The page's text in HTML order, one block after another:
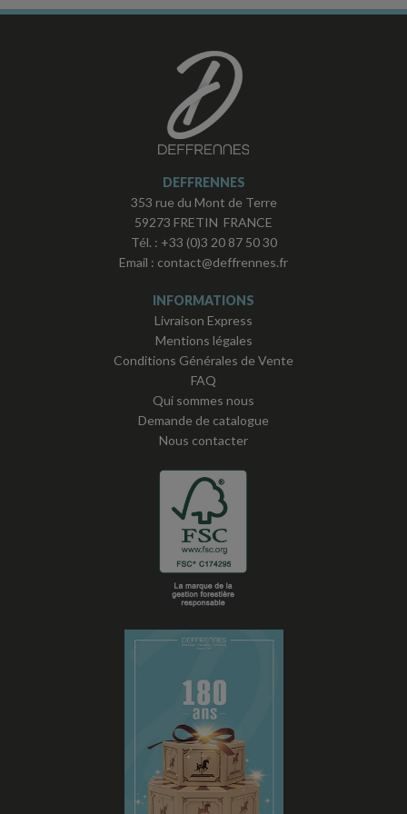
DEFFRENNES
353 rue du Mont de Terre
59273 FRETIN FRANCE
Tél. : +33 (0)3 20 87 50 30
Email : contact@deffrennes.fr
INFORMATIONS
Livraison Express
Mentions légales
Conditions Générales de Vente
FAQ
Qui sommes nous
Demande de catalogue
Nous contacter